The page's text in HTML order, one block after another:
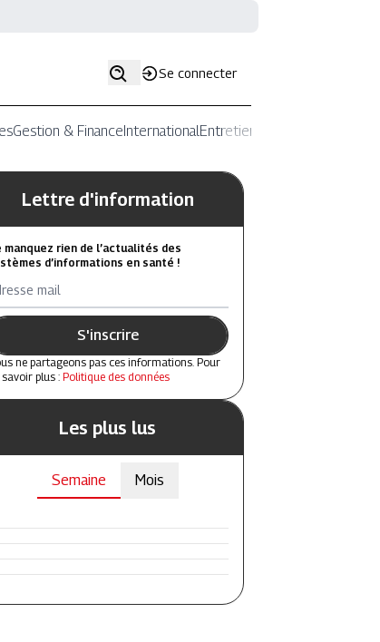
Se connecter
Gestion & FinanceInternationalEntretiens
Lettre d'information
manquez rien de l’actualités des
d’informations en santé !
mail
S'inscrire
ne partageons pas ces informations. Pour
savoir plus : Politique des données
Les plus lus
Semaine Mois